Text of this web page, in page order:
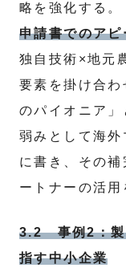
略を強化する。
申請書でのアピ
独自技術×地元
要素を掛け合
のパイオニア」
弱みとして海
に書き、その
ートナーの活用
3.2 事例2：製
指す中小企業